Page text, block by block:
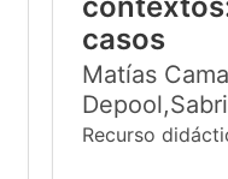
casos
Matías
Recurso